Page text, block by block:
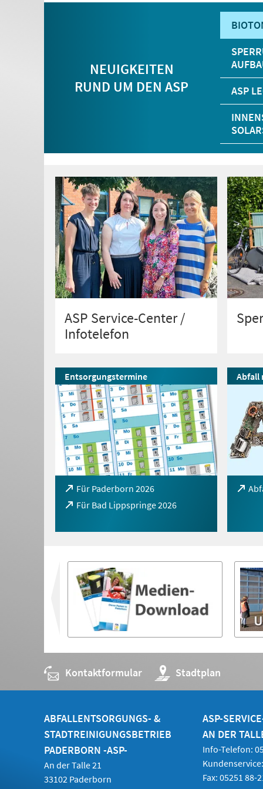
NEUIGKEITEN
RUND UM DEN ASP
ASP
ASP Service-Center /
Infotelefon
Entsorgungstermine
Für Paderborn 2026
(Öffnet
in
einem
Tab)
Für Bad Lippspringe 2026
(Öffnet
Abfall
Tab)
Kontaktformular Stadtplan
(Öffnet
in
einem
Tab)
ABFALLENTSORGUNGS- &
STADTREINIGUNGSBETRIEB
PADERBORN -ASP-
An der Talle 21
33102 Paderborn
ASP-
AN DER
Info-Telefon:
Fax: 05251 88-